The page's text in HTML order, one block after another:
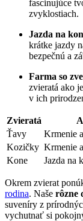
fascinujúce
zvyklostiach.
Jazda na
krátke jazdy
bezpečnú a
Farma so
zvieratá ako
v ich
Zvieratá
Ťavy
Krmenie
Kozičky Krmenie
Kone
Jazda na
Okrem zvierat
rodina. Naše rôzne
suveníry z
vychutnať si